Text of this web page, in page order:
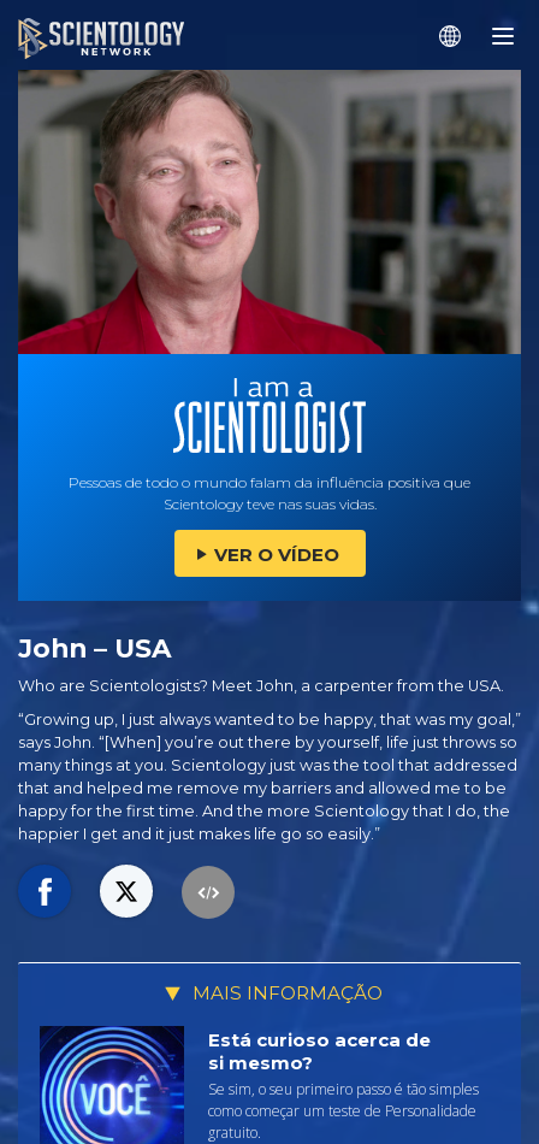
Pessoas de todo o mundo falam da influência positiva que
Scientology teve nas suas vidas.
VER O VÍDEO
John – USA
Who are Scientologists? Meet John, a carpenter from the USA.
“Growing up, I just always wanted to be happy, that was my goal,”
says John. “[When] you’re out there by yourself, life just throws so
many things at you. Scientology just was the tool that addressed
that and helped me remove my barriers and allowed me to be
happy for the first time. And the more Scientology that I do, the
happier I get and it just makes life go so easily.”
MAIS INFORMAÇÃO
Está curioso acerca de
si mesmo?
Se sim, o seu primeiro passo é tão simples
como começar um teste de Personalidade
gratuito.